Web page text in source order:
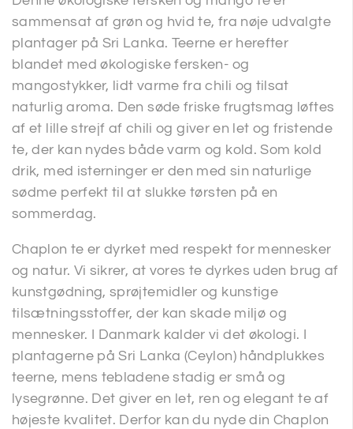
sammensat af grøn og hvid te, fra nøje udvalgte
plantager på Sri Lanka. Teerne er herefter
blandet med økologiske fersken- og
mangostykker, lidt varme fra chili og tilsat
naturlig aroma. Den søde friske frugtsmag løftes
af et lille strejf af chili og giver en let og fristende
te, der kan nydes både varm og kold. Som kold
drik, med isterninger er den med sin naturlige
sødme perfekt til at slukke tørsten på en
sommerdag.
Chaplon te er dyrket med respekt for mennesker
og natur. Vi sikrer, at vores te dyrkes uden brug af
kunstgødning, sprøjtemidler og kunstige
tilsætningsstoffer, der kan skade miljø og
mennesker. I Danmark kalder vi det økologi. I
plantagerne på Sri Lanka (Ceylon) håndplukkes
teerne, mens tebladene stadig er små og
lysegrønne. Det giver en let, ren og elegant te af
højeste kvalitet. Derfor kan du nyde din Chaplon